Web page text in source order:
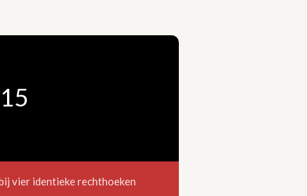
vier identieke rechthoeken